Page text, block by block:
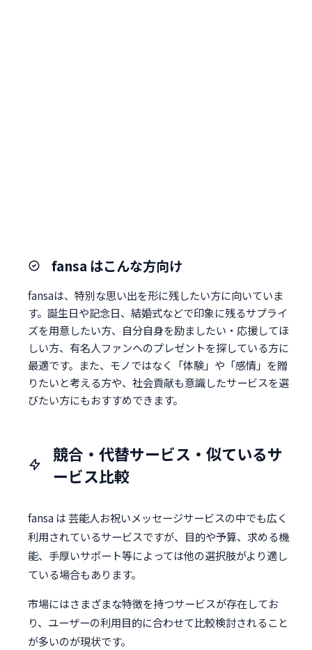
fansa はこんな方向け
fansaは、特別な思い出を形に残したい方に向いていま
す。誕生日や記念日、結婚式などで印象に残るサプライ
ズを用意したい方、自分自身を励ましたい・応援してほ
しい方、有名人ファンへのプレゼントを探している方に
最適です。また、モノではなく「体験」や「感情」を贈
りたいと考える方や、社会貢献も意識したサービスを選
びたい方にもおすすめできます。
競合・代替サービス・似ているサ
ービス比較
fansa は 芸能人お祝いメッセージサービスの中でも広く
利用されているサービスですが、目的や予算、求める機
能、手厚いサポート等によっては他の選択肢がより適し
ている場合もあります。
市場にはさまざまな特徴を持つサービスが存在してお
り、ユーザーの利用目的に合わせて比較検討されること
が多いのが現状です。